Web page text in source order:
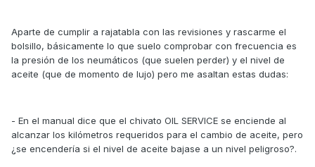
Aparte de cumplir a rajatabla con las revisiones y rascarme el
bolsillo, básicamente lo que suelo comprobar con frecuencia es
la presión de los neumáticos (que suelen perder) y el nivel de
aceite (que de momento de lujo) pero me asaltan estas dudas:
- En el manual dice que el chivato OIL SERVICE se enciende al
alcanzar los kilómetros requeridos para el cambio de aceite, pero
¿se encendería si el nivel de aceite bajase a un nivel peligroso?.